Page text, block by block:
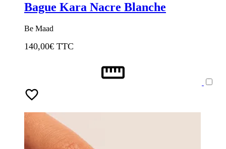
Bague Kara Nacre Blanche
Be Maad
140,00€ TTC